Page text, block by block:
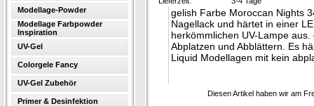
Modellage-Powder
Modellage Farbpowder
Inspiration
UV-Gel
Colorgele Fancy
UV-Gel Zubehör
Primer & Desinfektion
gelish Farbe Moroccan Nights
Nagellack und härtet in einer
herkömmlichen UV-Lampe
Abplatzen und Abblättern. Es
Liquid Modellagen mit kein
Diesen Artikel haben wir am